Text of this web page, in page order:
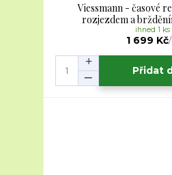
Viessmann - časové
rozjezdem a
1 699 Kč/
ihned 1 ks
Přidat